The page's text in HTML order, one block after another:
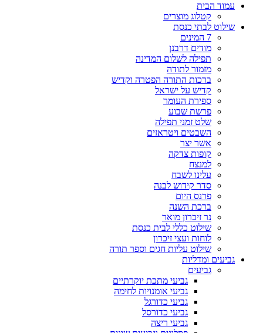
עמוד הבית
קטלוג מוצרים
שילוט לבתי כנסת
7 המינים
מודים דרבנן
תפילה לשלום המדינה
מזמור לתודה
ברכות התורה הפטרה וקדיש
קדיש על ישראל
ספירת העומר
פרשת שבוע
שלט זמני תפילה
השבטים ויטראזים
אשר יצר
קופות צדקה
למנצח
עלינו לשבח
סדר קידוש לבנה
פרנס היום
ברכת השנה
נר זיכרון מואר
שילוט כללי לבית כנסת
לוחות ועצי זיכרון
שילוט עליות חגים וספר תורה
גביעים ומדליות
גביעים
גביעי מתכת יוקרתיים
גביעי אומנויות לחימה
גביעי כדורגל
גביעי כדורסל
גביעי ריצה